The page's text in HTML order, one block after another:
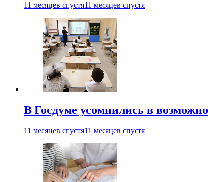
11 месяцев спустя11 месяцев спустя
В Госдуме усомнились в
11 месяцев спустя11 месяцев спустя